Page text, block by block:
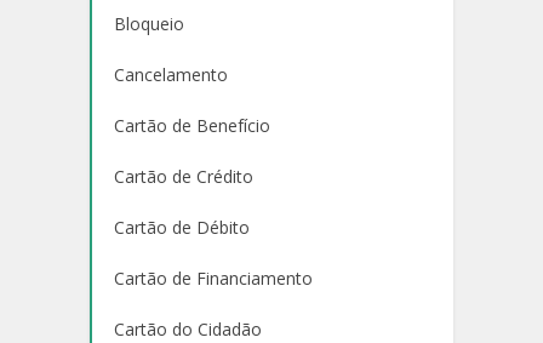
Bloqueio
Cancelamento
Cartão de Benefício
Cartão de Crédito
Cartão de Débito
Cartão de Financiamento
Cartão do Cidadão